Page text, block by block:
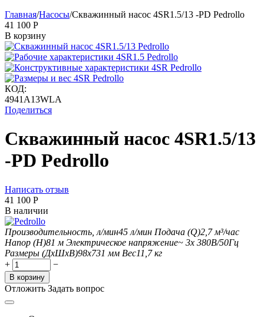
Главная/Насосы/Скважинный насос 4SR1.5/13 -PD Pedrollo
41 100 Р
В корзину
КОД:
4941A13WLA
Поделиться
Скважинный насос 4SR1.5/13
-PD Pedrollo
Написать отзыв
41 100 Р
В наличии
Производительность, л/мин45 л/мин Подача (Q)2,7 м³/час
Напор (H)81 м Электрическое напряжение~ 3x 380В/50Гц
Размеры (ДхШxВ)98х731 мм Вес11,7кг
+
−
В корзину
Отложить Задать вопрос